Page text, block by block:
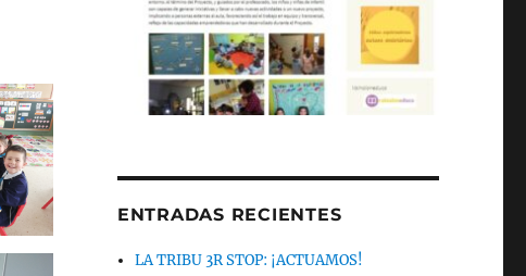
ENTRADAS RECIENTES
LA TRIBU 3R STOP: ¡ACTUAMOS!